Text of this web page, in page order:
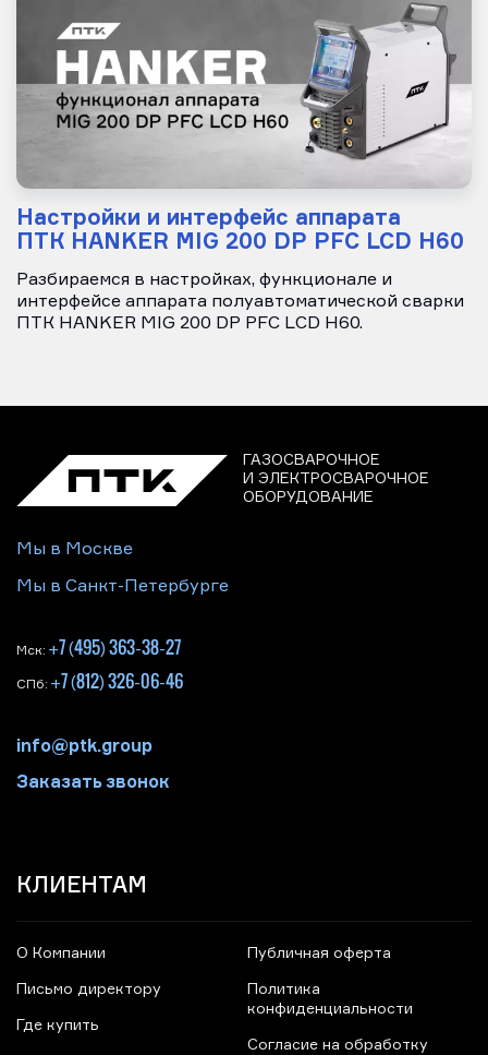
Настройки и интерфейс аппарата
ПТК HANKER MIG 200 DP PFC LCD H60
Разбираемся в настройках, функционале и
интерфейсе аппарата полуавтоматической сварки
ПТК HANKER MIG 200 DP PFC LCD H60.
ГАЗОСВАРОЧНОЕ
И ЭЛЕКТРОСВАРОЧНОЕ
ОБОРУДОВАНИЕ
Мы в Москве
Мы в Санкт-Петербурге
Мск: +7 (495) 363-38-27
СПб: +7 (812) 326-06-46
info@ptk.group
Заказать звонок
КЛИЕНТАМ
О Компании
Письмо директору
Где купить
Публичная оферта
Политика
конфиденциальности
Согласие на обработку